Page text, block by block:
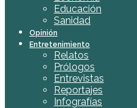
Educación
Sanidad
Opinión
Entretenimiento
Relatos
Prólogos
Entrevistas
Reportajes
Infografías